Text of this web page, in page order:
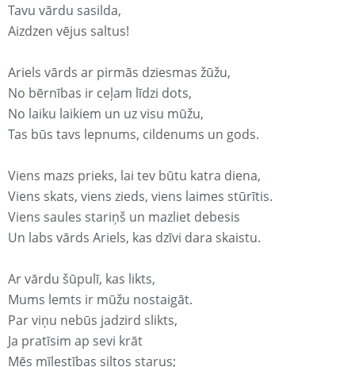
Tavu vārdu sasilda,
Aizdzen vējus saltus!
Ariels vārds ar pirmās dziesmas žūžu,
No bērnības ir ceļam līdzi dots,
No laiku laikiem un uz visu mūžu,
Tas būs tavs lepnums, cildenums un gods.
Viens mazs prieks, lai tev būtu katra diena,
Viens skats, viens zieds, viens laimes stūrītis.
Viens saules stariņš un mazliet debesis
Un labs vārds Ariels, kas dzīvi dara skaistu.
Ar vārdu šūpulī, kas likts,
Mums lemts ir mūžu nostaigāt.
Par viņu nebūs jadzird slikts,
Ja pratīsim ap sevi krāt
Mēs mīlestības siltos starus;